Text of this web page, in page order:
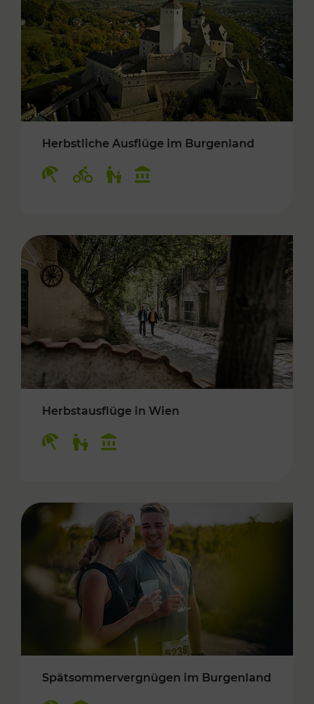
Herbstliche Ausflüge im Burgenland
Herbstausflüge in Wien
Spätsommervergnügen im Burgenland